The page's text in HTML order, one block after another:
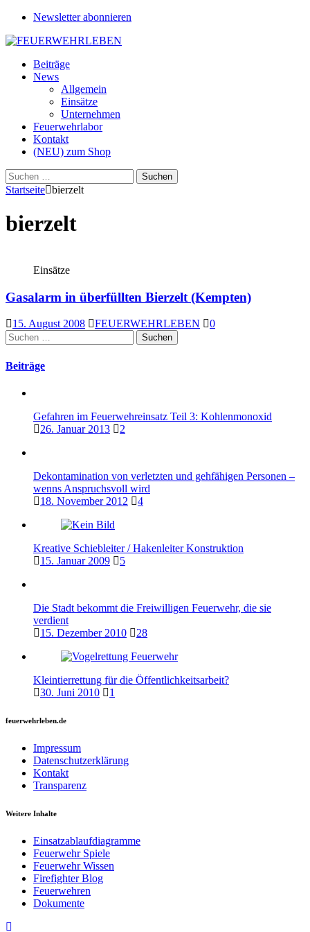
Newsletter abonnieren
Beiträge
News
Allgemein
Einsätze
Unternehmen
Feuerwehrlabor
Kontakt
(NEU) zum Shop
Suchen
nach:
Startseite bierzelt
bierzelt
Einsätze
Gasalarm in überfüllten Bierzelt (Kempten)
15. August 2008 FEUERWEHRLEBEN
0
Suchen
nach:
Beiträge
Gefahren im Feuerwehreinsatz Teil 3: Kohlenmonoxid
26. Januar 2013
2
Dekontamination von verletzten und gehfähigen Personen –
wenns Anspruchsvoll wird
18. November 2012
4
Kreative Schiebleiter / Hakenleiter Konstruktion
15. Januar 2009
5
Die Stadt bekommt die Freiwilligen Feuerwehr, die sie
verdient
15. Dezember 2010
28
Kleintierrettung für die Öffentlichkeitsarbeit?
30. Juni 2010
1
feuerwehrleben.de
Impressum
Datenschutzerklärung
Kontakt
Transparenz
Weitere Inhalte
Einsatzablaufdiagramme
Feuerwehr Spiele
Feuerwehr Wissen
Firefighter Blog
Feuerwehren
Dokumente